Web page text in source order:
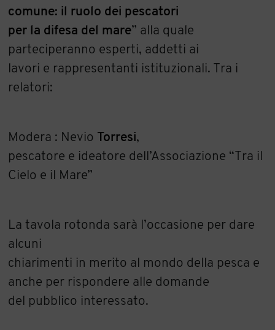
comune: il ruolo dei pescatori
per la difesa del mare” alla quale
parteciperanno esperti, addetti ai
lavori e rappresentanti istituzionali. Tra i
relatori:
Modera : Nevio Torresi,
pescatore e ideatore dell’Associazione “Tra il
Cielo e il Mare”
La tavola rotonda sarà l’occasione per dare
alcuni
chiarimenti in merito al mondo della pesca e
anche per rispondere alle domande
del pubblico interessato.